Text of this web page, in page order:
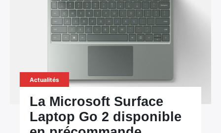
Actualités
La Microsoft Surface
Laptop Go 2 disponible